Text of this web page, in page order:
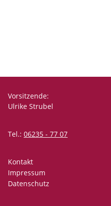
Vorsitzende:
Ulrike Strubel
Tel.: 06235 - 77 07
Kontakt
Impressum
Datenschutz